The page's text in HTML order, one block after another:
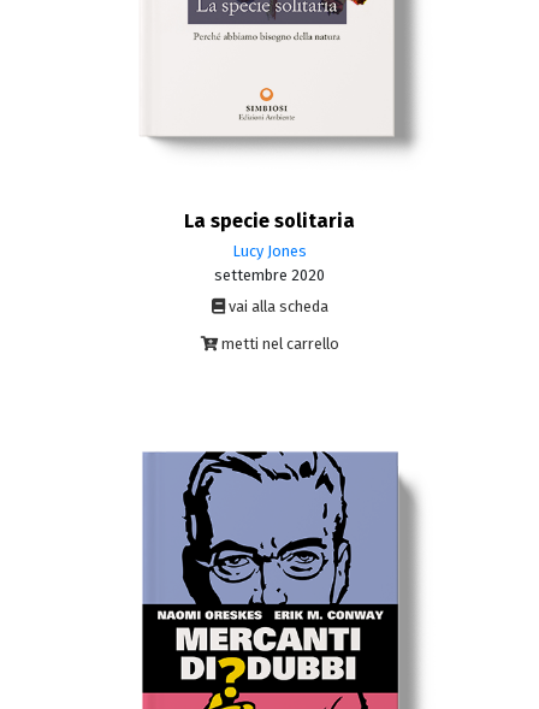
La specie solitaria
Lucy Jones
settembre 2020
vai alla scheda
metti nel carrello